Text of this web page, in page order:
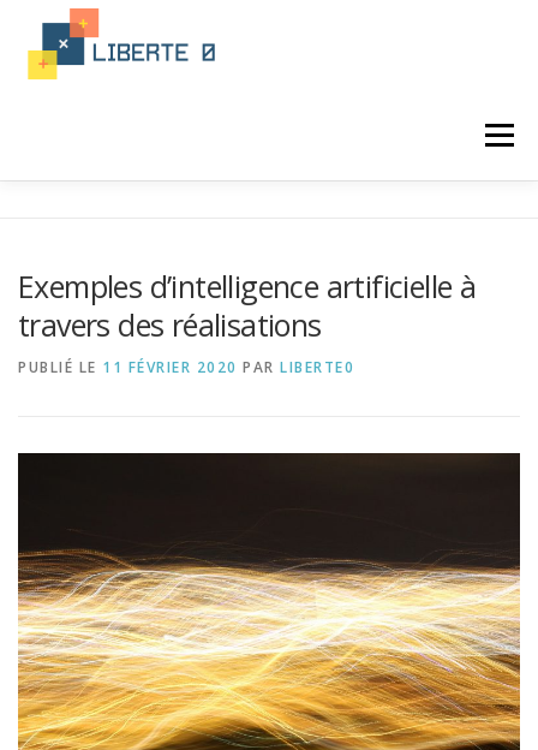
contenu
Menu
LANGAGE INFORMATIQUE
Exemples d’intelligence artificielle à
travers des réalisations
PUBLIÉ LE 11 FÉVRIER 2020 PAR LIBERTE0